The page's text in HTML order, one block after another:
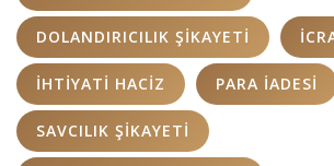
DOLANDIRICILIK ŞIKAYETI
IHTIYATI HACIZ PARA IADESI
SAVCILIK ŞIKAYETI